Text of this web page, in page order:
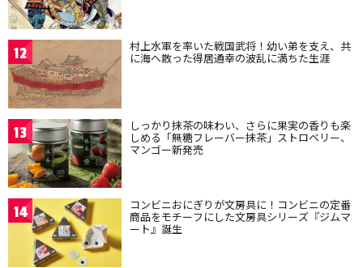
12 村上水軍を率いた戦国武将！幼い弟を支え、共
に海へ散った得居通幸の波乱に満ちた生涯
13 しっかり抹茶の味わい、さらに果実の香りも楽
しめる「無糖フレーバー抹茶」ストロベリー、
マンゴー新発売
14 コンビニおにぎりが文房具に！コンビニの定番
商品をモチーフにした文房具シリーズ『ジムマ
ート』誕生